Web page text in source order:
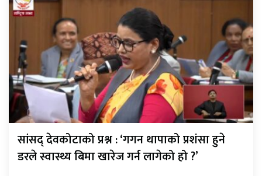
सांसद् देवकोटाको प्रश्न : ‘गगन थापाको प्रशंसा हुने
डरले स्वास्थ्य बिमा खारेज गर्न लागेको हो ?’